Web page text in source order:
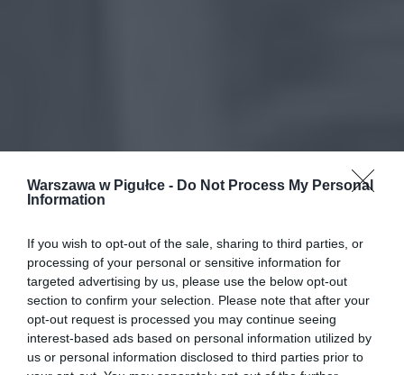
Warszawa w Pigułce - Do Not Process My Personal
Information
If you wish to opt-out of the sale, sharing to third parties, or
processing of your personal or sensitive information for
targeted advertising by us, please use the below opt-out
section to confirm your selection. Please note that after your
opt-out request is processed you may continue seeing
interest-based ads based on personal information utilized by
us or personal information disclosed to third parties prior to